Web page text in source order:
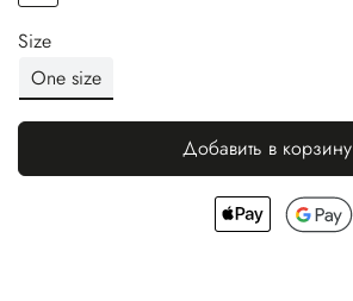
Size
One size
Добавить в корзину